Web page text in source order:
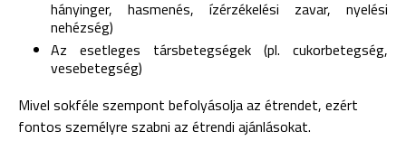
hányinger, hasmenés, ízérzékelési zavar, nyelési
nehézség)
Az esetleges társbetegségek (pl. cukorbetegség,
vesebetegség)
Mivel sokféle szempont befolyásolja az étrendet, ezért
fontos személyre szabni az étrendi ajánlásokat.